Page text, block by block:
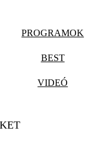
PROGRAMOK
BEST
VIDEÓ